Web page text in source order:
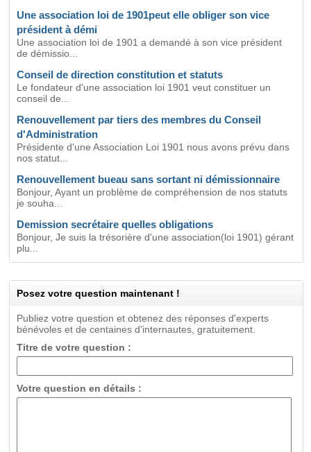
Une association loi de 1901peut elle obliger son vice
président à démi
Une association loi de 1901 a demandé à son vice président
de démissio...
Conseil de direction constitution et statuts
Le fondateur d'une association loi 1901 veut constituer un
conseil de...
Renouvellement par tiers des membres du Conseil
d'Administration
Présidente d'une Association Loi 1901 nous avons prévu dans
nos statut...
Renouvellement bueau sans sortant ni démissionnaire
Bonjour, Ayant un problème de compréhension de nos statuts
je souha...
Demission secrétaire quelles obligations
Bonjour, Je suis la trésorière d'une association(loi 1901) gérant
plu...
Posez votre question maintenant !
Publiez votre question et obtenez des réponses d'experts
bénévoles et de centaines d'internautes, gratuitement.
Titre de votre question :
Votre question en détails :